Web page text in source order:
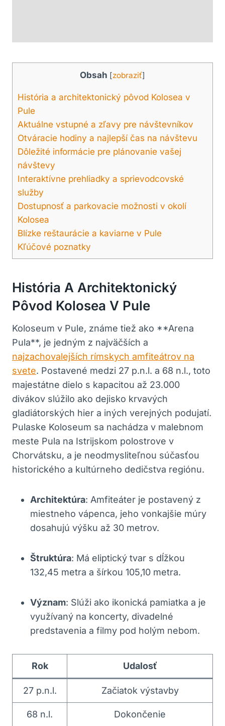
Obsah [zobraziť]
História a architektonický‍ pôvod Kolosea v
‍Pule
Aktuálne‍ vstupné a zľavy pre návštevníkov
Otváracie hodiny a najlepší ​čas na návštevu
Dôležité informácie pre plánovanie vašej
‍návštevy
Interaktívne⁣ prehliadky a sprievodcovské
služby
Dostupnosť a parkovacie možnosti v okolí
Kolosea
Blízke reštaurácie a ‍kaviarne v Pule
Kľúčové poznatky
História A Architektonický‍
Pôvod Kolosea V ‍Pule
Koloseum v Pule, známe ‌tiež ako **Arena‍
Pula**, je jedným z najväčších​ a
najzachovalejších rímskych amfiteátrov na
svete. Postavené medzi 27 p.n.l. a 68 n.l., toto
majestátne dielo s ⁢kapacitou ​až ⁢23.000
divákov ⁢slúžilo ako dejisko krvavých
gladiátorských ⁣hier a iných verejných podujatí.
Pulaske⁤ Koloseum sa nachádza v malebnom
meste Pula na Istrijskom polostrove v
Chorvátsku, a ⁢je neodmysliteľnou súčasťou
historického ⁤a kultúrneho dedičstva regiónu.
Architektúra: Amfiteáter je postavený‍ z
miestneho vápenca, jeho vonkajšie múry
dosahujú výšku až 30 metrov.
Štruktúra: Má ⁣eliptický tvar s⁣ dĺžkou
132,45 metra a šírkou ⁢105,10 metra.
Význam: Slúži ‍ako ikonická pamiatka a‍ je
využívaný‌ na koncerty,​ divadelné
predstavenia a filmy pod holým nebom.
Rok Udalosť
27 p.n.l. Začiatok výstavby
68 n.l. Dokončenie